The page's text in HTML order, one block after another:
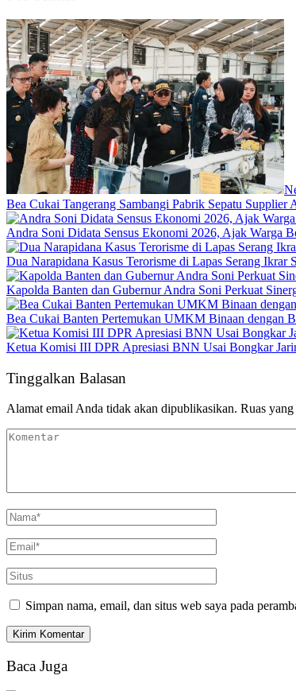
Bea Cukai Tangerang Sambangi Pabrik Sepatu Supplier
Andra Soni Didata Sensus Ekonomi 2026, Ajak Warga
Dua Narapidana Kasus Terorisme di Lapas Serang Ikrar
Kapolda Banten dan Gubernur Andra Soni Perkuat
Bea Cukai Banten Pertemukan UMKM Binaan dengan
Ketua Komisi III DPR Apresiasi BNN Usai Bongkar
Tinggalkan Balasan
Alamat email Anda tidak akan dipublikasikan. Ruas
Simpan nama, email, dan situs web saya pada
Baca Juga